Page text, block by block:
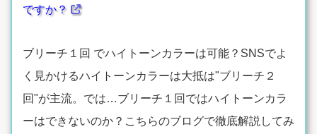
ですか？
ブリーチ１回 でハイトーンカラーは可能？SNSでよ
く見かけるハイトーンカラーは大抵は"ブリーチ２
回"が主流。では…ブリーチ１回ではハイトーンカラ
ーはできないのか？こちらのブログで徹底解説してみ